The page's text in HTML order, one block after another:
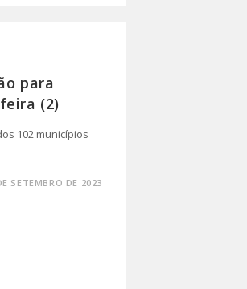
para
(2)
102 municípios
SETEMBRO DE 2023